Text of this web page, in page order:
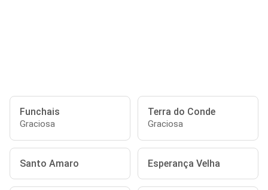
Funchais
Graciosa
Terra do Conde
Graciosa
Santo Amaro Esperança Velha